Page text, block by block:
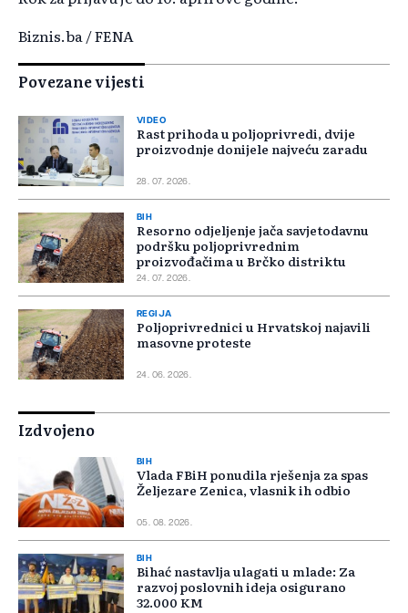
Biznis.ba / FENA
Povezane vijesti
VIDEO
Rast prihoda u poljoprivredi, dvije
proizvodnje donijele najveću zaradu
28. 07. 2026.
BIH
Resorno odjeljenje jača savjetodavnu
podršku poljoprivrednim
proizvođačima u Brčko distriktu
24. 07. 2026.
REGIJA
Poljoprivrednici u Hrvatskoj najavili
masovne proteste
24. 06. 2026.
Izdvojeno
BIH
Vlada FBiH ponudila rješenja za spas
Željezare Zenica, vlasnik ih odbio
05. 08. 2026.
BIH
Bihać nastavlja ulagati u mlade: Za
razvoj poslovnih ideja osigurano
32.000 KM